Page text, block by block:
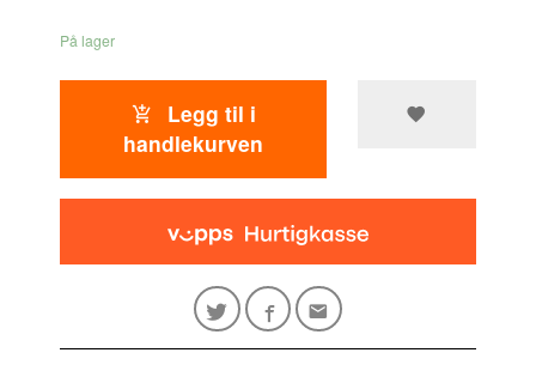
På lager
Legg til i
handlekurven